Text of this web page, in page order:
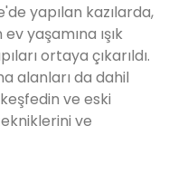
yapılan kazılarda,
yaşamına ışık
ortaya çıkarıldı.
alanları da dahil
ve eski
ve